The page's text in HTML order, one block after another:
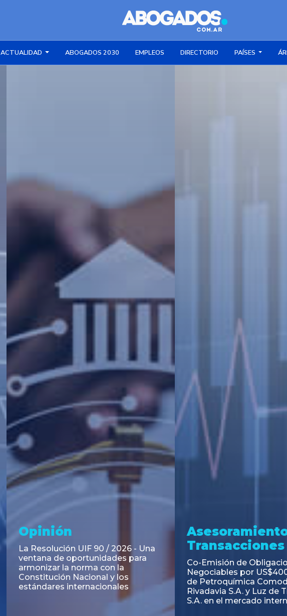
ACTUALIDAD ABOGADOS 2030 EMPLEOS DIRECTORIO PAÍSES
Asesoramiento y
Transacciones
Emisión de Obligaciones
Negociables Clase E de Central
Puerto S.A. por un Valor Nominal
de U$S 98.897.303
Transacciones
PAGBAM asesoró a
autorización para la
de los Certificados de
del Fideicomiso
Inmobiliario "Espacio